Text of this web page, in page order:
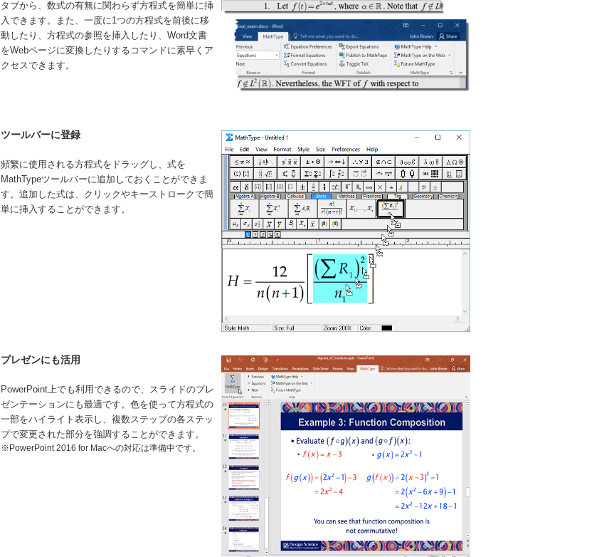
タブから、数式の有無に関わらず方程式を簡単に挿
入できます。また、一度に1つの方程式を前後に移
動したり、方程式の参照を挿入したり、Word文書
をWebページに変換したりするコマンドに素早くア
クセスできます。
ツールバーに登録
頻繁に使用される方程式をドラッグし、式を
MathTypeツールバーに追加しておくことができま
す。追加した式は、クリックやキーストロークで簡
単に挿入することができます。
プレゼンにも活用
PowerPoint上でも利用できるので、スライドのプレ
ゼンテーションにも最適です。色を使って方程式の
一部をハイライト表示し、複数ステップの各ステッ
プで変更された部分を強調することができます。
※PowerPoint 2016 for Macへの対応は準備中です。